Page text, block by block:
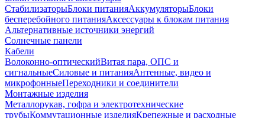
СтабилизаторыБлоки питанияАккумуляторыБлоки
бесперебойного питанияАксессуары к блокам питания
Альтернативные источники энергий
Солнечные панели
Кабели
Волоконно-оптическийВитая пара, ОПС и
сигнальныеСиловые и питанияАнтенные, видео и
микрофонныеПереходники и соединители
Монтажные изделия
Металлорукав, гофра и электротехнические
трубыКоммутационные изделияКрепежные и расходные